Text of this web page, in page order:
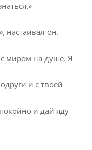
настаивал он.
миром на душе. Я
и с твоей
и дай яду